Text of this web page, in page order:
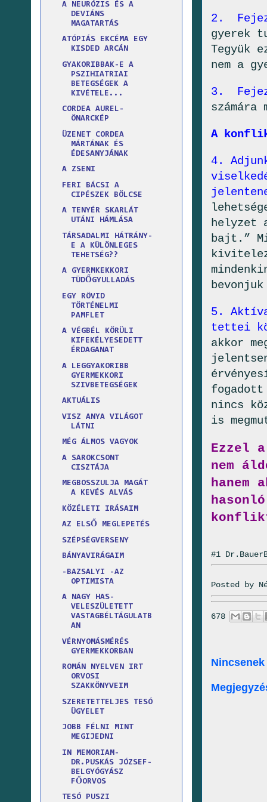
2.
gyerek
Tegyük
nem a
3.
A
4.
helyzet
bajt.”
5.
tettei
akkor
nincs
is
Ezzel
nem
hanem
#1
Posted by
678
A NEURÓZIS ÉS A
DEVIÁNS
MAGATARTÁS
ATÓPIÁS EKCÉMA EGY
KISDED ARCÁN
GYAKORIBBAK-E A
PSZIHIATRIAI
BETEGSÉGEK A
KIVÉTELE...
CORDEA AUREL-
ÖNARCKÉP
ÜZENET CORDEA
MÁRTÁNAK ÉS
ÉDESANYJÁNAK
A ZSENI
FERI BÁCSI A
CIPÉSZEK BÖLCSE
A TENYÉR SKARLÁT
UTÁNI HÁMLÁSA
TÁRSADALMI HÁTRÁNY-
E A KÜLÖNLEGES
TEHETSÉG??
A GYERMKEKKORI
TÜDŐGYULLADÁS
EGY RÖVID
TÖRTÉNELMI
PAMFLET
A VÉGBÉL KÖRÜLI
KIFEKÉLYESEDETT
ÉRDAGANAT
A LEGGYAKORIBB
GYERMEKKORI
SZIVBETEGSÉGEK
AKTUÁLIS
VISZ ANYA VILÁGOT
LÁTNI
MÉG ÁLMOS VAGYOK
A SAROKCSONT
CISZTÁJA
MEGBOSSZULJA MAGÁT
A KEVÉS ALVÁS
KÖZÉLETI IRÁSAIM
AZ ELSŐ MEGLEPETÉS
SZÉPSÉGVERSENY
BÁNYAVIRÁGAIM
-BAZSALYI -AZ
OPTIMISTA
A NAGY HAS-
VELESZÜLETETT
VASTAGBÉLTÁGULATB
AN
VÉRNYOMÁSMÉRÉS
GYERMEKKORBAN
ROMÁN NYELVEN IRT
ORVOSI
SZAKKÖNYVEIM
SZERETETTELJES TESÓ
ÜGYELET
JOBB FÉLNI MINT
MEGIJEDNI
IN MEMORIAM-
DR.PUSKÁS JÓZSEF-
BELGYÓGYÁSZ
FŐORVOS
TESÓ PUSZI